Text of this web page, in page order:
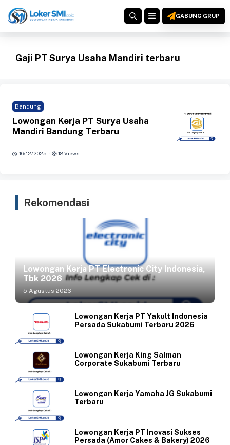
ke
MENUGABUNG GRUP
Gaji PT Surya Usaha Mandiri terbaru
Bandung
Lowongan Kerja PT Surya Usaha
Mandiri Bandung Terbaru
16/12/2025 · 18 Views
Rekomendasi
Lowongan Kerja PT Electronic City Indonesia,
Tbk 2026
5 Agustus 2026
Lowongan Kerja PT Yakult Indonesia
Persada Sukabumi Terbaru 2026
Lowongan Kerja King Salman
Corporate Sukabumi Terbaru
Lowongan Kerja Yamaha JG Sukabumi
Terbaru
Lowongan Kerja PT Inovasi Sukses
Persada (Amor Cakes & Bakery) 2026